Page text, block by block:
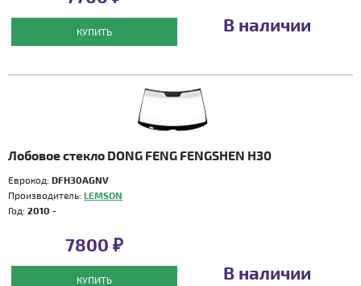
КУПИТЬ В наличии
Лобовое стекло DONG FENG FENGSHEN H30
Еврокод: DFH30AGNV
Производитель: LEMSON
Год: 2010 -
7800 ₽
КУПИТЬ В наличии